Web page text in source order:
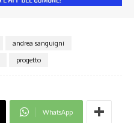
andrea sanguigni
progetto
WhatsApp